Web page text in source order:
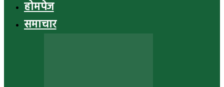
होमपेज
समाचार